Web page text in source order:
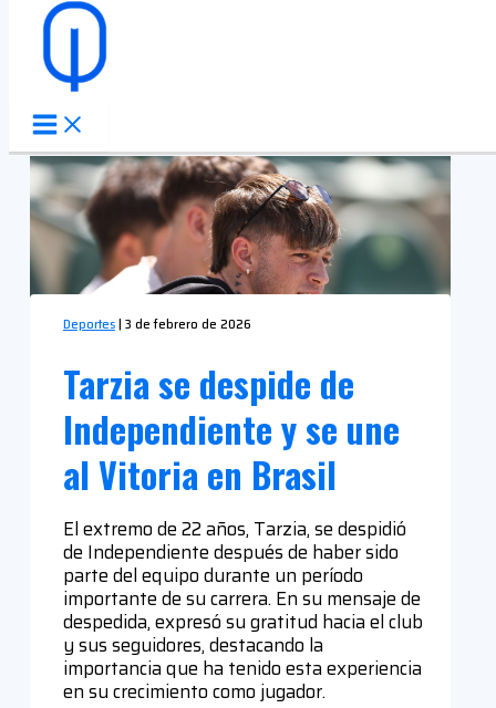
Ir al contenido
Deportes| 3 de febrero de 2026
Tarzia se despide de
Independiente y se une
al Vitoria en Brasil
El extremo de 22 años, Tarzia, se despidió
de Independiente después de haber sido
parte del equipo durante un período
importante de su carrera. En su mensaje de
despedida, expresó su gratitud hacia el club
y sus seguidores, destacando la
importancia que ha tenido esta experiencia
en su crecimiento como jugador.